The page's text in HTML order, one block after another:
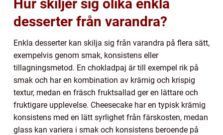
Hur skiljer sig olika enkla
desserter från varandra?
Enkla desserter kan skilja sig från varandra på flera sätt,
exempelvis genom smak, konsistens eller
tillagningsmetod. En chokladpaj är till exempel rik på
smak och har en kombination av krämig och krispig
textur, medan en fräsch fruktsallad ger en lättare och
fruktigare upplevelse. Cheesecake har en typisk krämig
konsistens med en lätt syrlighet från färskosten, medan
glass kan variera i smak och konsistens beroende på